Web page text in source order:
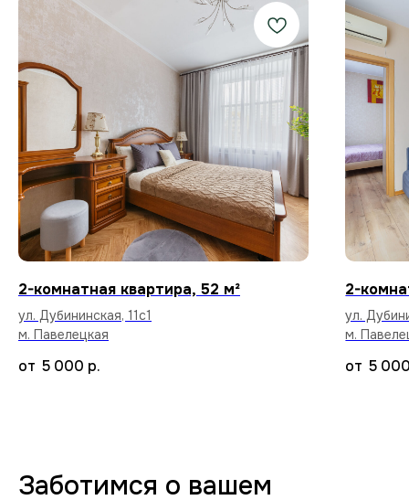
2-комнатная квартира, 52 м²
ул. Дубининская, 11с1
м. Павелецкая
5 000 р.
2-
ул.
м.
5
Высокоскоростной интернет в каждой
квартире бесплатно.
Стабильный Wi-Fi
70+ вариантов квартир
Тщательный клининг и дезинфекция
поверхностей, чтобы вы заселились
Уборка после каждого
арендатора